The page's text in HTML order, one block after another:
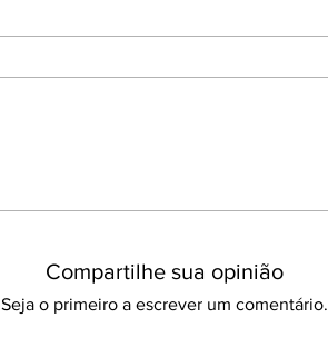
Compartilhe sua opinião
Seja o primeiro a escrever um comentário.